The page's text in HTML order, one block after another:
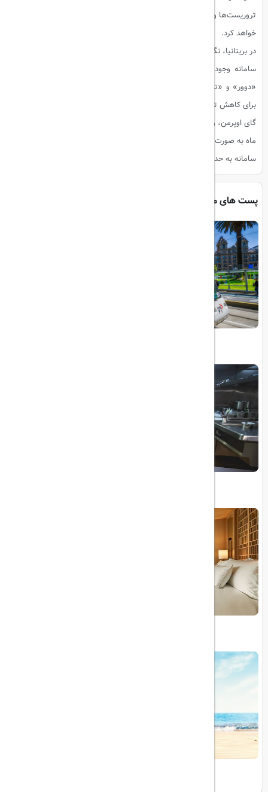
تروریست‌ها و جاسوسانی که از پاسپورت‌های جعلی استفاده می‌کنند را تسهیل
خواهد کرد.
در بریتانیا، نگرانی‌هایی درباره افزایش زمان انتظار در مرزها با شروع به کار این
سامانه وجود دارد. مقامات فرانسوی اقدامات مرزی این سامانه را در بندر
«دوور» و «تونل مانش» مستقر کرده‌اند و در حال همکاری با دولت بریتانیا
برای کاهش تأثیرات آن هستند.
گای اوپرمن، وزیر حمل‌ونقل بریتانیا، نیز اعلام کرده که این طرح به مدت شش
ماه به صورت آزمایشی اجرا خواهد شد تا مشکلات احتمالی هنگام شروع کامل
سامانه به حداقل برسد.
پست های مرتبط